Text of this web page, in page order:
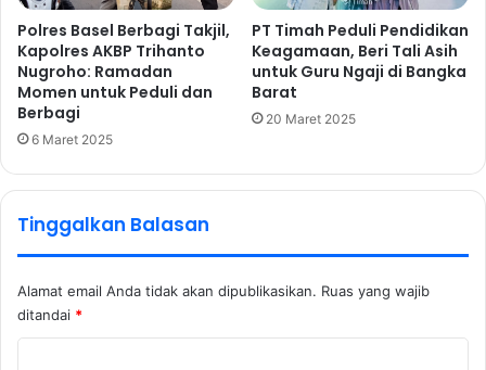
Polres Basel Berbagi Takjil,
Kapolres AKBP Trihanto
Nugroho: Ramadan
Momen untuk Peduli dan
Berbagi
6 Maret 2025
PT Timah Peduli Pendidikan
Keagamaan, Beri Tali Asih
untuk Guru Ngaji di Bangka
Barat
20 Maret 2025
Tinggalkan Balasan
Alamat email Anda tidak akan dipublikasikan. Ruas yang wajib
ditandai *